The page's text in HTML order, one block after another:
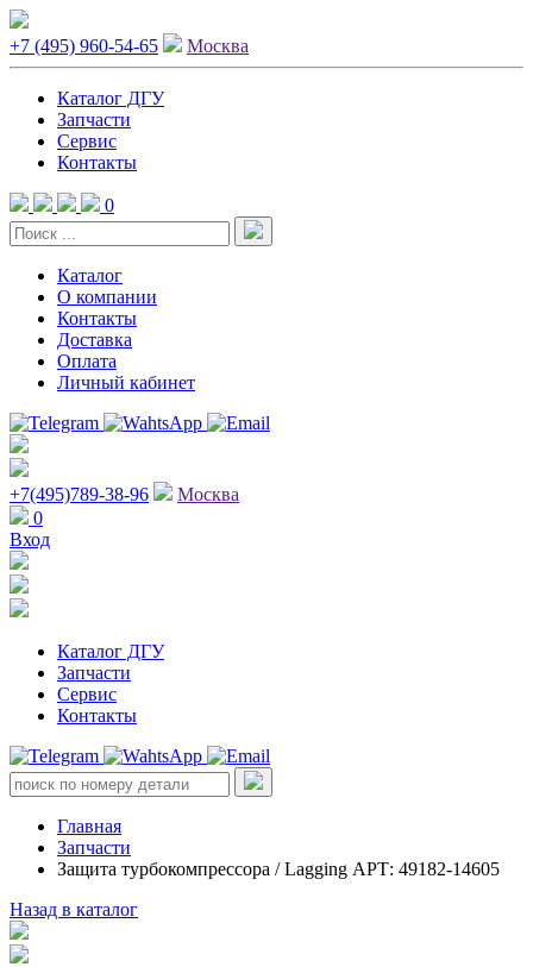
+7 (495) 960-54-65 Москва
Каталог ДГУ
Запчасти
Сервис
Контакты
0
Каталог
О компании
Контакты
Доставка
Оплата
Личный кабинет
+7(495)789-38-96
Москва
0
Вход
Каталог ДГУ
Запчасти
Сервис
Контакты
Главная
Запчасти
Защита турбокомпрессора / Lagging АРТ: 49182-14605
Назад в каталог